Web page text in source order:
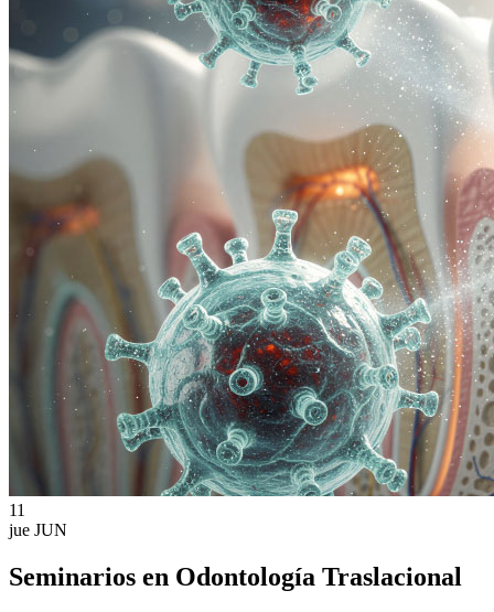
11
jue JUN
Seminarios en Odontología Traslacional